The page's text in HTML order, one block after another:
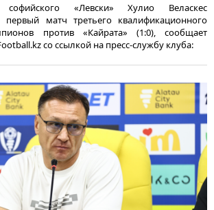
«Левски» Хулио Веласкес
первый матч третьего квалификационного
против «Кайрата» (1:0), сообщает
со ссылкой на пресс-службу клуба: